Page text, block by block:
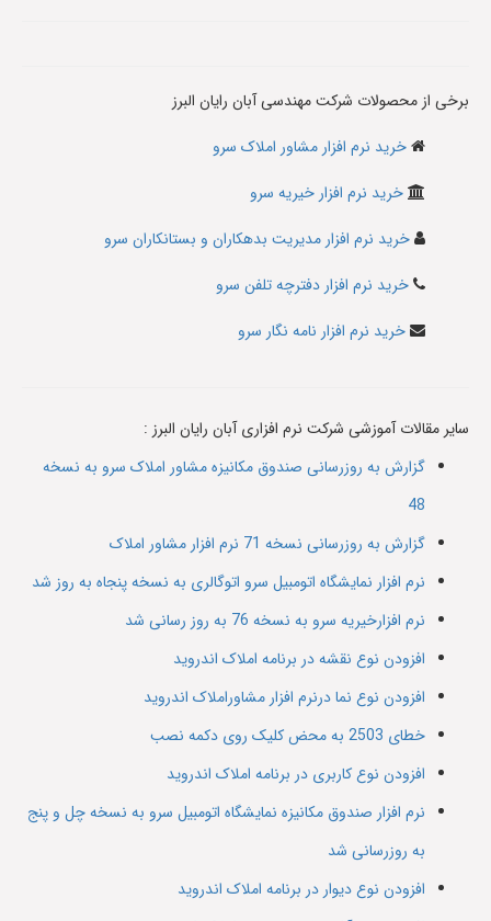
برخی از محصولات شرکت مهندسی آبان رایان البرز
خرید نرم افزار مشاور املاک سرو
خرید نرم افزار خیریه سرو
خرید نرم افزار مدیریت بدهکاران و بستانکاران سرو
خرید نرم افزار دفترچه تلفن سرو
خرید نرم افزار نامه نگار سرو
سایر مقالات آموزشی شرکت نرم افزاری آبان رایان البرز :
گزارش به روزرسانی صندوق مکانیزه مشاور املاک سرو به نسخه
48
گزارش به روزرسانی نسخه 71 نرم افزار مشاور املاک
نرم افزار نمایشگاه اتومبیل سرو اتوگالری به نسخه پنجاه به روز شد
نرم افزارخیریه سرو به نسخه 76 به روز رسانی شد
افزودن نوع نقشه در برنامه املاک اندروید
افزودن نوع نما درنرم افزار مشاوراملاک اندروید
خطای 2503 به محض کلیک روی دکمه نصب
افزودن نوع کاربری در برنامه املاک اندروید
نرم افزار صندوق مکانیزه نمایشگاه اتومبیل سرو به نسخه چل و پنج
به روزرسانی شد
افزودن نوع دیوار در برنامه املاک اندروید